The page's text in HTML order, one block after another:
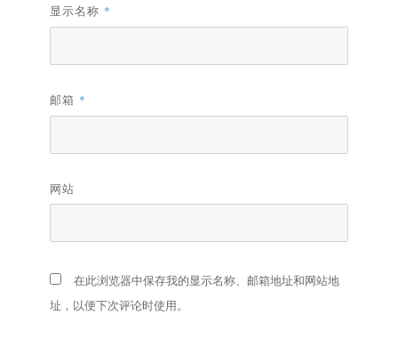
显示名称 *
邮箱 *
网站
在此浏览器中保存我的显示名称、邮箱地址和网站地
址，以便下次评论时使用。